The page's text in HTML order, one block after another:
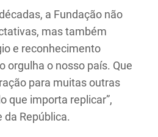
a Fundação não
mas também
e reconhecimento
orgulha o nosso país. Que
para muitas outras
que importa replicar”,
República.